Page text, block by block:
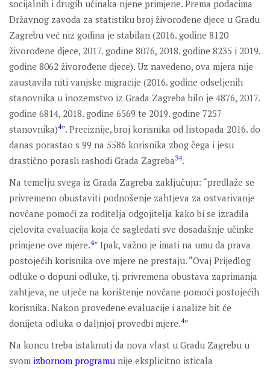
socijalnih i drugih učinaka njene primjene. Prema podacima
Državnog zavoda za statistiku broj živorođene djece u Gradu
Zagrebu već niz godina je stabilan (2016. godine 8120
živorođene djece, 2017. godine 8076, 2018. godine 8235 i 2019.
godine 8062 živorođene djece). Uz navedeno, ova mjera nije
zaustavila niti vanjske migracije (2016. godine odseljenih
stanovnika u inozemstvo iz Grada Zagreba bilo je 4876, 2017.
godine 6814, 2018. godine 6569 te 2019. godine 7257
stanovnika)4”. Preciznije, broj korisnika od listopada 2016. do
danas porastao s 99 na 5586 korisnika zbog čega i jesu
drastično porasli rashodi Grada Zagreba 34.
Na temelju svega iz Grada Zagreba zaključuju: “predlaže se
privremeno obustaviti podnošenje zahtjeva za ostvarivanje
novčane pomoći za roditelja odgojitelja kako bi se izradila
cjelovita evaluacija koja će sagledati sve dosadašnje učinke
primjene ove mjere.4” Ipak, važno je imati na umu da prava
postojećih korisnika ove mjere ne prestaju. “Ovaj Prijedlog
odluke o dopuni odluke, tj. privremena obustava zaprimanja
zahtjeva, ne utječe na korištenje novčane pomoći postojećih
korisnika. Nakon provedene evaluacije i analize bit će
donijeta odluka o daljnjoj provedbi mjere.4”
Na koncu treba istaknuti da nova vlast u Gradu Zagrebu u
svom izbornom programu nije eksplicitno isticala